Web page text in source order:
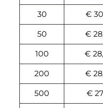
30 €
50 €
100 €
200 €
500 €